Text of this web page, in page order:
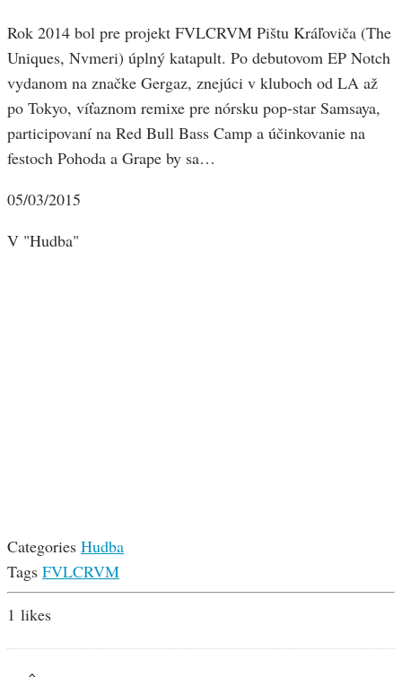
Rok 2014 bol pre projekt FVLCRVM Pištu Kráľoviča (The
Uniques, Nvmeri) úplný katapult. Po debutovom EP Notch
vydanom na značke Gergaz, znejúci v kluboch od LA až
po Tokyo, víťaznom remixe pre nórsku pop-star Samsaya,
participovaní na Red Bull Bass Camp a účinkovanie na
festoch Pohoda a Grape by sa…
05/03/2015
V "Hudba"
Categories Hudba
Tags FVLCRVM
1 likes